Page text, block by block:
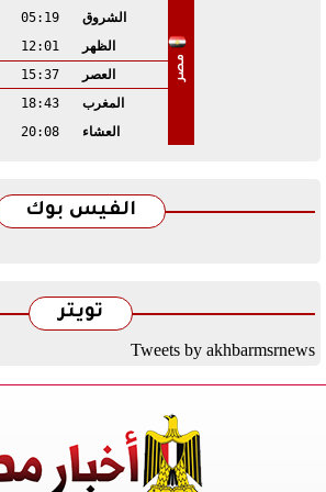
مصر
الشروق
05:19
الظهر
12:01
العصر
15:37
المغرب
18:43
العشاء
20:08
الفيس بوك
تويتر
Tweets by akhbarmsrnews